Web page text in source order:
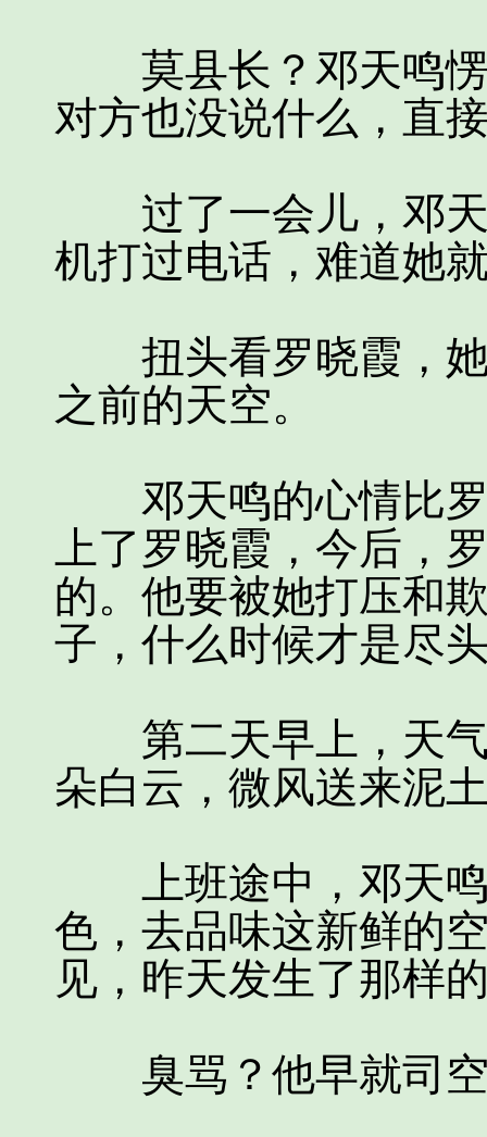
莫县长？邓天鸣愣
对方也没说什么，直
过了一会儿，邓天
机打过电话，难道她
扭头看罗晓霞，她
之前的天空。
邓天鸣的心情比罗
上了罗晓霞，今后，
的。他要被她打压和
子，什么时候才是尽
第二天早上，天气
朵白云，微风送来泥
上班途中，邓天鸣
色，去品味这新鲜的
见，昨天发生了那样
臭骂？他早就司空